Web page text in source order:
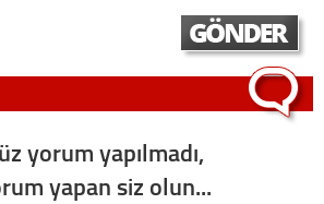
yorum yapılmadı,
yapan siz olun...